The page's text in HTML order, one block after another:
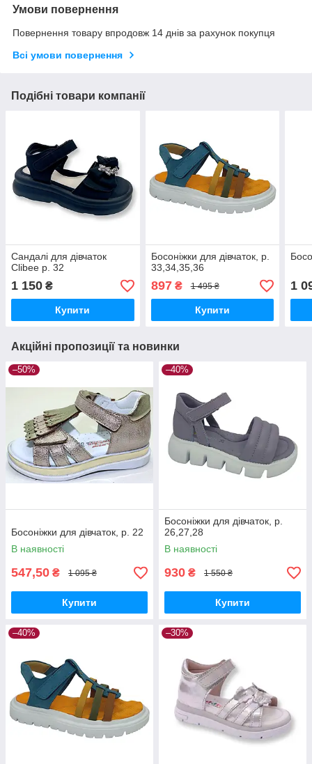
Умови повернення
Повернення товару впродовж 14 днів за рахунок покупця
Всі умови повернення
Подібні товари компанії
Сандалі для дівчаток
Clibee р. 32
1 150 ₴
Купити
Босоніжки для дівчаток, р.
33,34,35,36
897₴ 1 495 ₴
Купити
1
Акційні пропозиції та новинки
–50%
Босоніжки для дівчаток, р. 22
В наявності
547,50 ₴ 1 095 ₴
Купити
–40%
Босоніжки для дівчаток, р.
26,27,28
В наявності
930 ₴ 1 550 ₴
Купити
–40% –30%